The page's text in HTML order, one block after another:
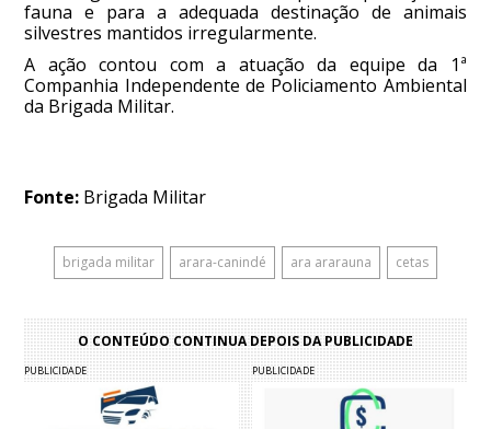
fauna e para a adequada destinação de animais
silvestres mantidos irregularmente.
A ação contou com a atuação da equipe da 1ª
Companhia Independente de Policiamento Ambiental
da Brigada Militar.
Fonte: Brigada Militar
brigada militar arara-canindé ara ararauna cetas
O CONTEÚDO CONTINUA DEPOIS DA PUBLICIDADE
PUBLICIDADE PUBLICIDADE